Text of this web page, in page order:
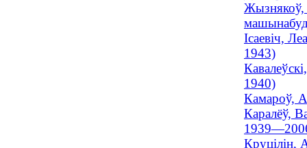
Жызнякоў,
Ісаевіч,
1943)
1940)
Камароў,
Каралёў,
Круцілін,